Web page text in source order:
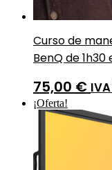
Curso de
BenQ de
75,00 €
¡Oferta!